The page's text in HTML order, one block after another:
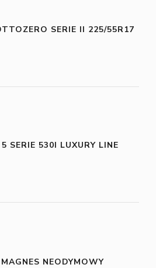
SERIE II 225/55R17
SERIE 530I LUXURY LINE
NEODYMOWY